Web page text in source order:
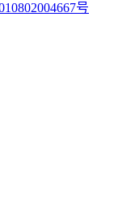
号